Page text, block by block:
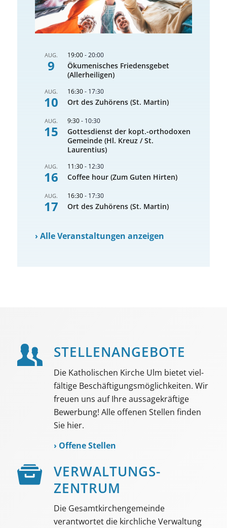
AUG.
9
19:00-20:00
Ökumenisches Friedensgebet
(Allerheiligen)
AUG.
10
16:30- 17:30
Ort des Zuhörens (St. Martin)
AUG.
15
9:30- 10:30
Gottesdienst der kopt.-orthodoxen
Gemeinde (Hl. Kreuz / St.
Laurentius)
AUG.
16
11:30- 12:30
Coffee hour (Zum Guten Hirten)
AUG.
17
16:30- 17:30
Ort des Zuhörens (St. Martin)
›Alle Veranstaltungen anzeigen
STELLEN­ANGEBOTE
Die Katholischen Kirche Ulm bietet viel­
fältige Beschäf­tigungs­möglich­keiten. Wir
freuen uns auf Ihre aussage­kräftige
Bewerbung! Alle offenen Stellen finden
Sie hier.
› Offene Stellen
VER­WALTUNGS­­
ZENTRUM
Die Gesamtkirchengemeinde
verantwortet die kirchliche Verwaltung